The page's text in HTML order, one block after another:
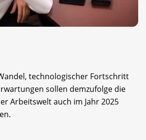
technologischer Fortschritt
sollen demzufolge die
Arbeitswelt auch im Jahr 2025